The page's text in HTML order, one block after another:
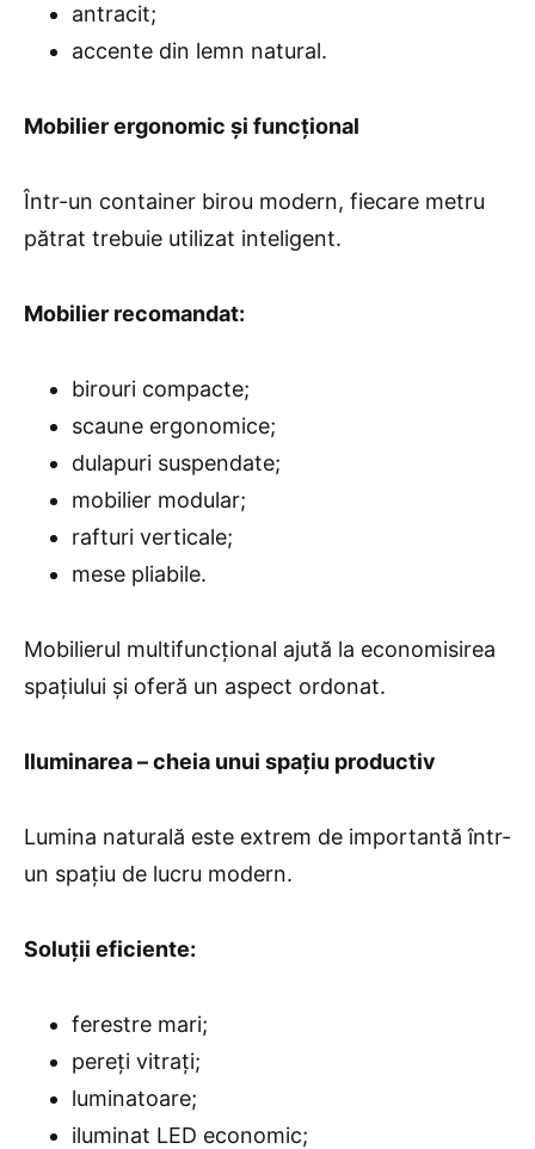
antracit;
accente din lemn natural.
Mobilier ergonomic și funcțional
Într-un container birou modern, fiecare metru
pătrat trebuie utilizat inteligent.
Mobilier recomandat:
birouri compacte;
scaune ergonomice;
dulapuri suspendate;
mobilier modular;
rafturi verticale;
mese pliabile.
Mobilierul multifuncțional ajută la economisirea
spațiului și oferă un aspect ordonat.
Iluminarea – cheia unui spațiu productiv
Lumina naturală este extrem de importantă într-
un spațiu de lucru modern.
Soluții eficiente:
ferestre mari;
pereți vitrați;
luminatoare;
iluminat LED economic;